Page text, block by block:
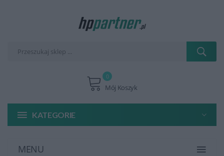
Mój Koszyk
0
KATEGORIE
MENU